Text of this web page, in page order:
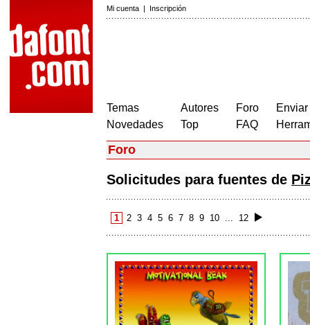
Mi cuenta | Inscripción
Temas
Novedades
Autores
Top
Foro
FAQ
Foro
Solicitudes para fuentes de
1 2 3 4 5 6 7 8 9 10 ... 12